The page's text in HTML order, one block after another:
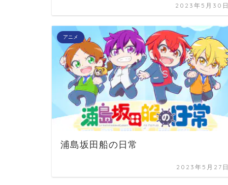
2023年5月30日
アニメ
浦島坂田船の日常
2023年5月27日